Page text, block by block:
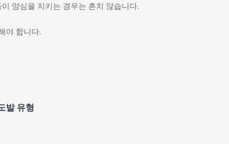
양심을 지키는 경우는 흔치 않습니다.
야 합니다.
발 유형